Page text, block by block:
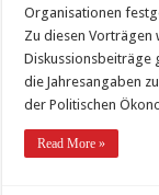
Organisationen
Zu diesen
Diskussionsbeiträge
die Jahresangaben
der Politischen
Read More »